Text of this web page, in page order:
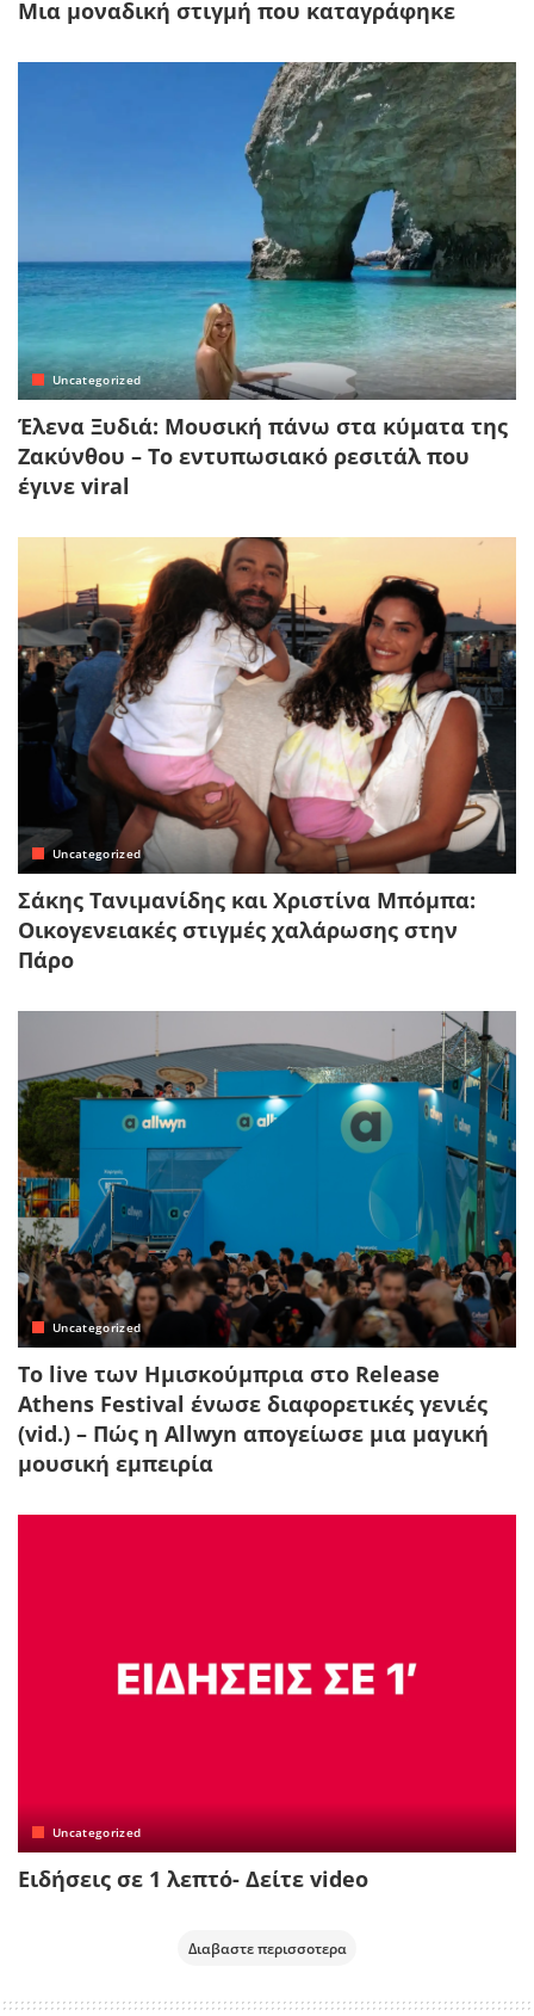
Μια μοναδική στιγμή που καταγράφηκε
Uncategorized
Έλενα Ξυδιά: Μουσική πάνω στα κύματα της
Ζακύνθου – Το εντυπωσιακό ρεσιτάλ που
έγινε viral
Uncategorized
Σάκης Τανιμανίδης και Χριστίνα Μπόμπα:
Οικογενειακές στιγμές χαλάρωσης στην
Πάρο
Uncategorized
Το live των Ημισκούμπρια στο Release
Athens Festival ένωσε διαφορετικές γενιές
(vid.) – Πώς η Allwyn απογείωσε μια μαγική
μουσική εμπειρία
Uncategorized
Ειδήσεις σε 1 λεπτό- Δείτε video
Διαβαστε περισσοτερα